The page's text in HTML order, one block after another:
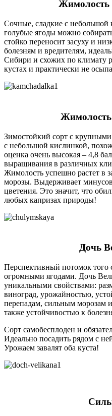
Жимолость
Сочные, сладкие с
голубые ягоды можно
стойко переносит засуху и
болезням и вредителям,
Сибири и схожих по климату
кустах и практически не
Зимостойкий сорт с
с небольшой кислинкой,
оценка очень высокая – 4,8
выращивания в различных
Жимолость успешно растет в
морозы. Выдерживает
цветения. Это значит, что
любых капризах природы!
Дочь
Перспективный потомок того
огромными ягодами. Дочь
уникальными свойствами:
виноград, урожайностью,
перепадам, сильным морозам
также устойчивостью к
Сорт самобесплоден и
Идеально посадить рядом с
Урожаем завалят оба куста!